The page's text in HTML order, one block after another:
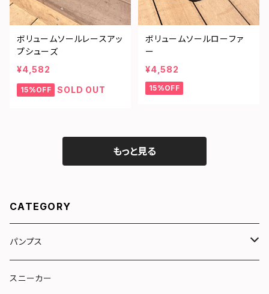
ボリュームソールレースアッ
プシューズ
¥4,582
15%OFF SOLD OUT
ボリュームソールローファ
ー
¥4,582
15%OFF
もっと見る
CATEGORY
パンプス
リボン
スニーカー